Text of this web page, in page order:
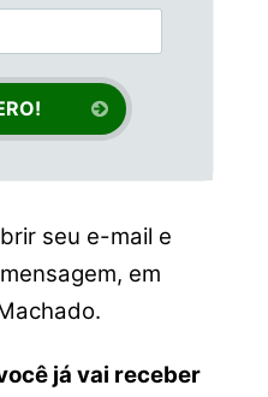
seu e-mail e
em
já vai receber